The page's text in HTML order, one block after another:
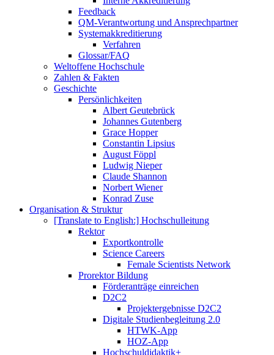
Feedback
QM-Verantwortung und Ansprechpartner
Systemakkreditierung
Verfahren
Glossar/FAQ
Weltoffene Hochschule
Zahlen & Fakten
Geschichte
Persönlichkeiten
Albert Geutebrück
Johannes Gutenberg
Grace Hopper
Constantin Lipsius
August Föppl
Ludwig Nieper
Claude Shannon
Norbert Wiener
Konrad Zuse
Organisation & Struktur
[Translate to English:] Hochschulleitung
Rektor
Exportkontrolle
Science Careers
Female Scientists Network
Prorektor Bildung
Förderanträge einreichen
D2C2
Projektergebnisse D2C2
Digitale Studienbegleitung 2.0
HTWK-App
HOZ-App
Hochschuldidaktik+